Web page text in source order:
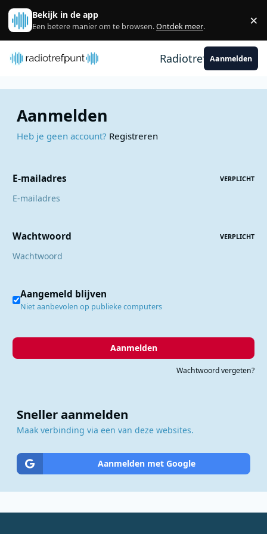
Spring naar bijdragen
Bekijk in de app
Een betere manier om te browsen.Ontdek meer. ×
RadiotrefpuntAanmelden
Aanmelden
Heb je geen account? Registreren
E-mailadres VERPLICHT
Wachtwoord VERPLICHT
Aangemeld blijven
Niet aanbevolen op publieke computers
Aanmelden
Wachtwoord vergeten?
Sneller aanmelden
Maak verbinding via een van deze websites.
Aanmelden met Google